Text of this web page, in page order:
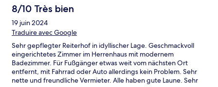
8/10 Très bien
19 juin 2024
Traduire avec Google
Sehr gepflegter Reiterhof in idyllischer Lage. Geschmackvoll
eingerichtetes Zimmer im Herrenhaus mit modernem
Badezimmer. Für Fußgänger etwas weit vom nächsten Ort
entfernt, mit Fahrrad oder Auto allerdings kein Problem. Sehr
nette und freundliche Vermieter. Alle haben gute Laune. Sehr